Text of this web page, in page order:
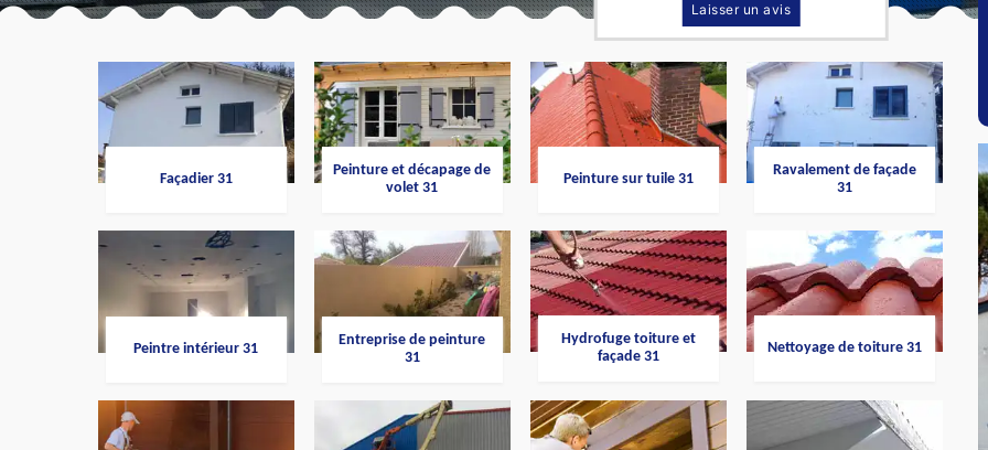
Laisser un avis
Façadier 31
Peinture et décapage de
volet 31
Peinture sur tuile 31
Ravalement de façade
31
Peintre intérieur 31
Entreprise de peinture
31
Hydrofuge toiture et
façade 31
Nettoyage de toiture 31